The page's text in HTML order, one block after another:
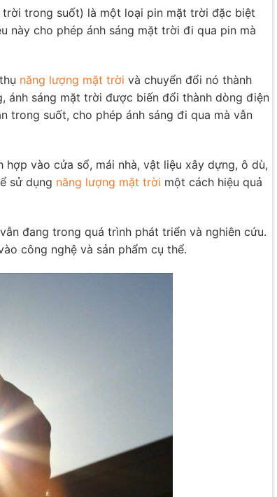
trong suốt) là một loại pin mặt trời đặc biệt
này cho phép ánh sáng mặt trời đi qua pin mà
năng lượng mặt trời và chuyển đổi nó thành
ánh sáng mặt trời được biến đổi thành dòng điện
trong suốt, cho phép ánh sáng đi qua mà vẫn
vào cửa sổ, mái nhà, vật liệu xây dựng, ô dù,
sử dụng năng lượng mặt trời một cách hiệu quả
đang trong quá trình phát triển và nghiên cứu.
công nghệ và sản phẩm cụ thể.